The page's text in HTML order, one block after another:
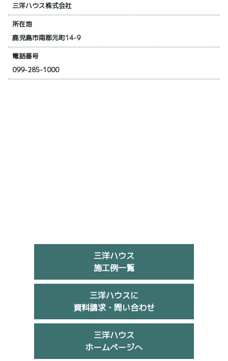
三洋ハウス株式会社
所在地
鹿児島市南郡元町14-9
電話番号
099-285-1000
三洋ハウス
施工例一覧
三洋ハウスに
資料請求・問い合わせ
三洋ハウス
ホームページへ